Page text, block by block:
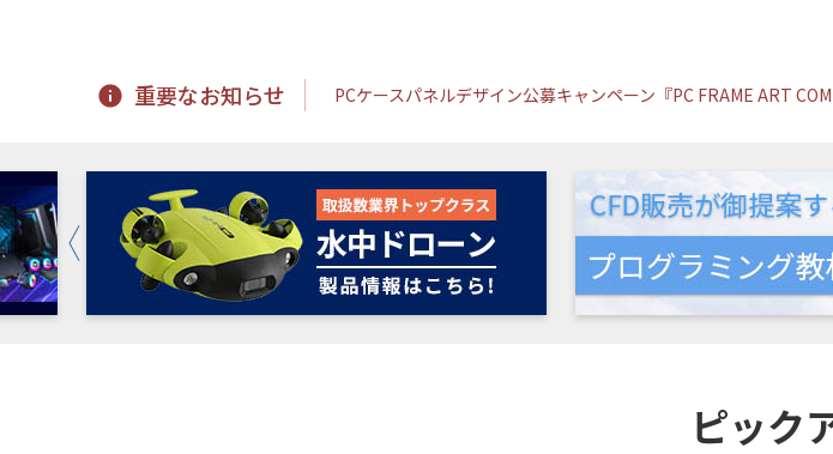
重要なお知らせ PCケースパネルデザイン公募キャンペーン『PC FRAME ART
ピック